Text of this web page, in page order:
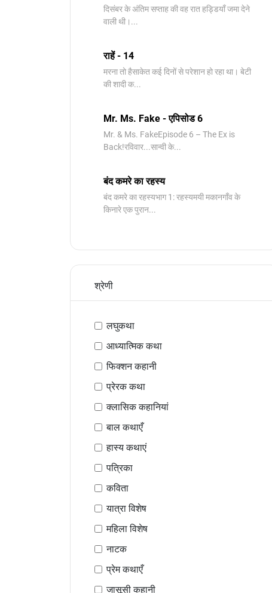
दिसंबर के अंतिम सप्ताह की वह रात हड्डियाँ जमा देने
वाली थी।...
राहें - 14
मरना तो हैसाकेत कई दिनों से परेशान हो रहा था। बेटी
की शादी क...
Mr. Ms. Fake - एपिसोड 6
Mr. & Ms. FakeEpisode 6 – The Ex is
Back!रविवार...सान्वी के...
बंद कमरे का रहस्य
बंद कमरे का रहस्यभाग 1: रहस्यमयी मकानगाँव के
किनारे एक पुरान...
श्रेणी
लघुकथा
आध्यात्मिक कथा
फिक्शन कहानी
प्रेरक कथा
क्लासिक कहानियां
बाल कथाएँ
हास्य कथाएं
पत्रिका
कविता
यात्रा विशेष
महिला विशेष
नाटक
प्रेम कथाएँ
जासूसी कहानी